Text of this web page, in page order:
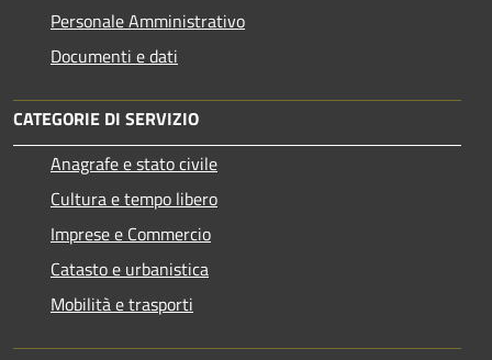
Personale Amministrativo
Documenti e dati
CATEGORIE DI SERVIZIO
Anagrafe e stato civile
Cultura e tempo libero
Imprese e Commercio
Catasto e urbanistica
Mobilità e trasporti